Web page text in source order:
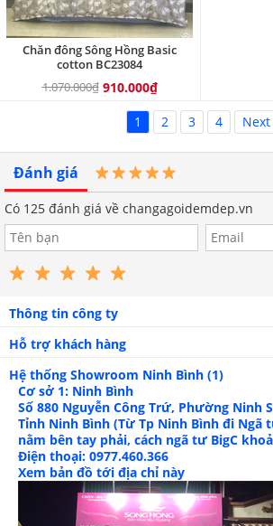
Chăn đông Sông Hồng Basic
cotton BC23084
1.070.000₫ 910.000₫
1
2 3 4 Next
Đánh giá
Có 125 đánh giá về changagoidemdep.vn
Thông tin công ty
Hỗ trợ khách hàng
Hệ thống Showroom Ninh Bình (1)
Cơ sở 1: Ninh Bình
Số 880 Nguyễn Công Trứ, Phường Ninh
Tỉnh Ninh Bình (Từ Tp Ninh Bình đi Ngã
nằm bên tay phải, cách ngã tư BigC
Điện thoại: 0977.460.366
Xem bản đồ tới địa chỉ này